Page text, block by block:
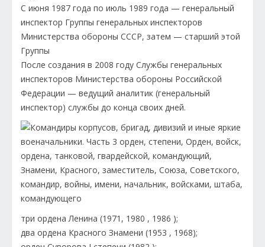
С июня 1987 года по июль 1989 года — генеральный
инспектор Группы генеральных инспекторов
Министерства обороны СССР, затем — старший этой
Группы
После создания в 2008 году Службы генеральных
инспекторов Министерства обороны Российской
Федерации — ведущий аналитик (генеральный
инспектор) службы до конца своих дней.
три ордена Ленина (1971, 1980 , 1986 );
два ордена Красного Знамени (1953 , 1968);